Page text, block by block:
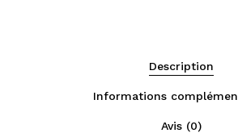
Description
Informations
Avis (0)